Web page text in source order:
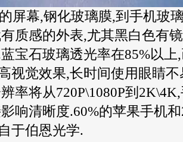
幕,钢化玻璃膜,到手机玻璃
质感的外表,尤其黑白色有
宝石玻璃透光率在85%以
视觉效果,长时间使用眼睛
率将从720P\1080P到
响清晰度.60%的苹果手机
于伯恩光学.